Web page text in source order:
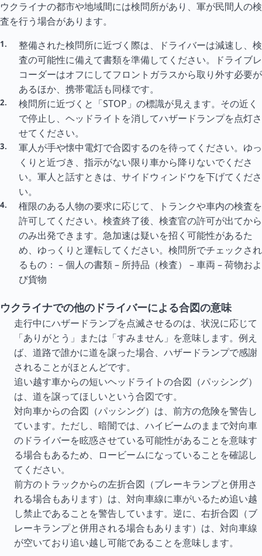
ウクライナの都市や地域間には検問所があり、軍が民間人の検
査を行う場合があります。
整備された検問所に近づく際は、ドライバーは減速し、検
査の可能性に備えて書類を準備してください。ドライブレ
コーダーはオフにしてフロントガラスから取り外す必要が
あるほか、携帯電話も同様です。
検問所に近づくと「STOP」の標識が見えます。その近く
で停止し、ヘッドライトを消してハザードランプを点灯さ
せてください。
軍人が手や懐中電灯で合図するのを待ってください。ゆっ
くりと近づき、指示がない限り車から降りないでくださ
い。軍人と話すときは、サイドウィンドウを下げてくださ
い。
権限のある人物の要求に応じて、トランクや車内の検査を
許可してください。検査終了後、検査官の許可が出てから
のみ出発できます。急加速は疑いを招く可能性があるた
め、ゆっくりと運転してください。検問所でチェックされ
るもの： – 個人の書類 – 所持品（検査） – 車両 – 荷物およ
び貨物
ウクライナでの他のドライバーによる合図の意味
走行中にハザードランプを点滅させるのは、状況に応じて
「ありがとう」または「すみません」を意味します。例え
ば、道路で誰かに道を譲った場合、ハザードランプで感謝
されることがほとんどです。
追い越す車からの短いヘッドライトの合図（パッシング）
は、道を譲ってほしいという合図です。
対向車からの合図（パッシング）は、前方の危険を警告し
ています。ただし、暗闇では、ハイビームのままで対向車
のドライバーを眩惑させている可能性があることを意味す
る場合もあるため、ロービームになっていることを確認し
てください。
前方のトラックからの左折合図（ブレーキランプと併用さ
れる場合もあります）は、対向車線に車がいるため追い越
し禁止であることを警告しています。逆に、右折合図（ブ
レーキランプと併用される場合もあります）は、対向車線
が空いており追い越し可能であることを意味します。